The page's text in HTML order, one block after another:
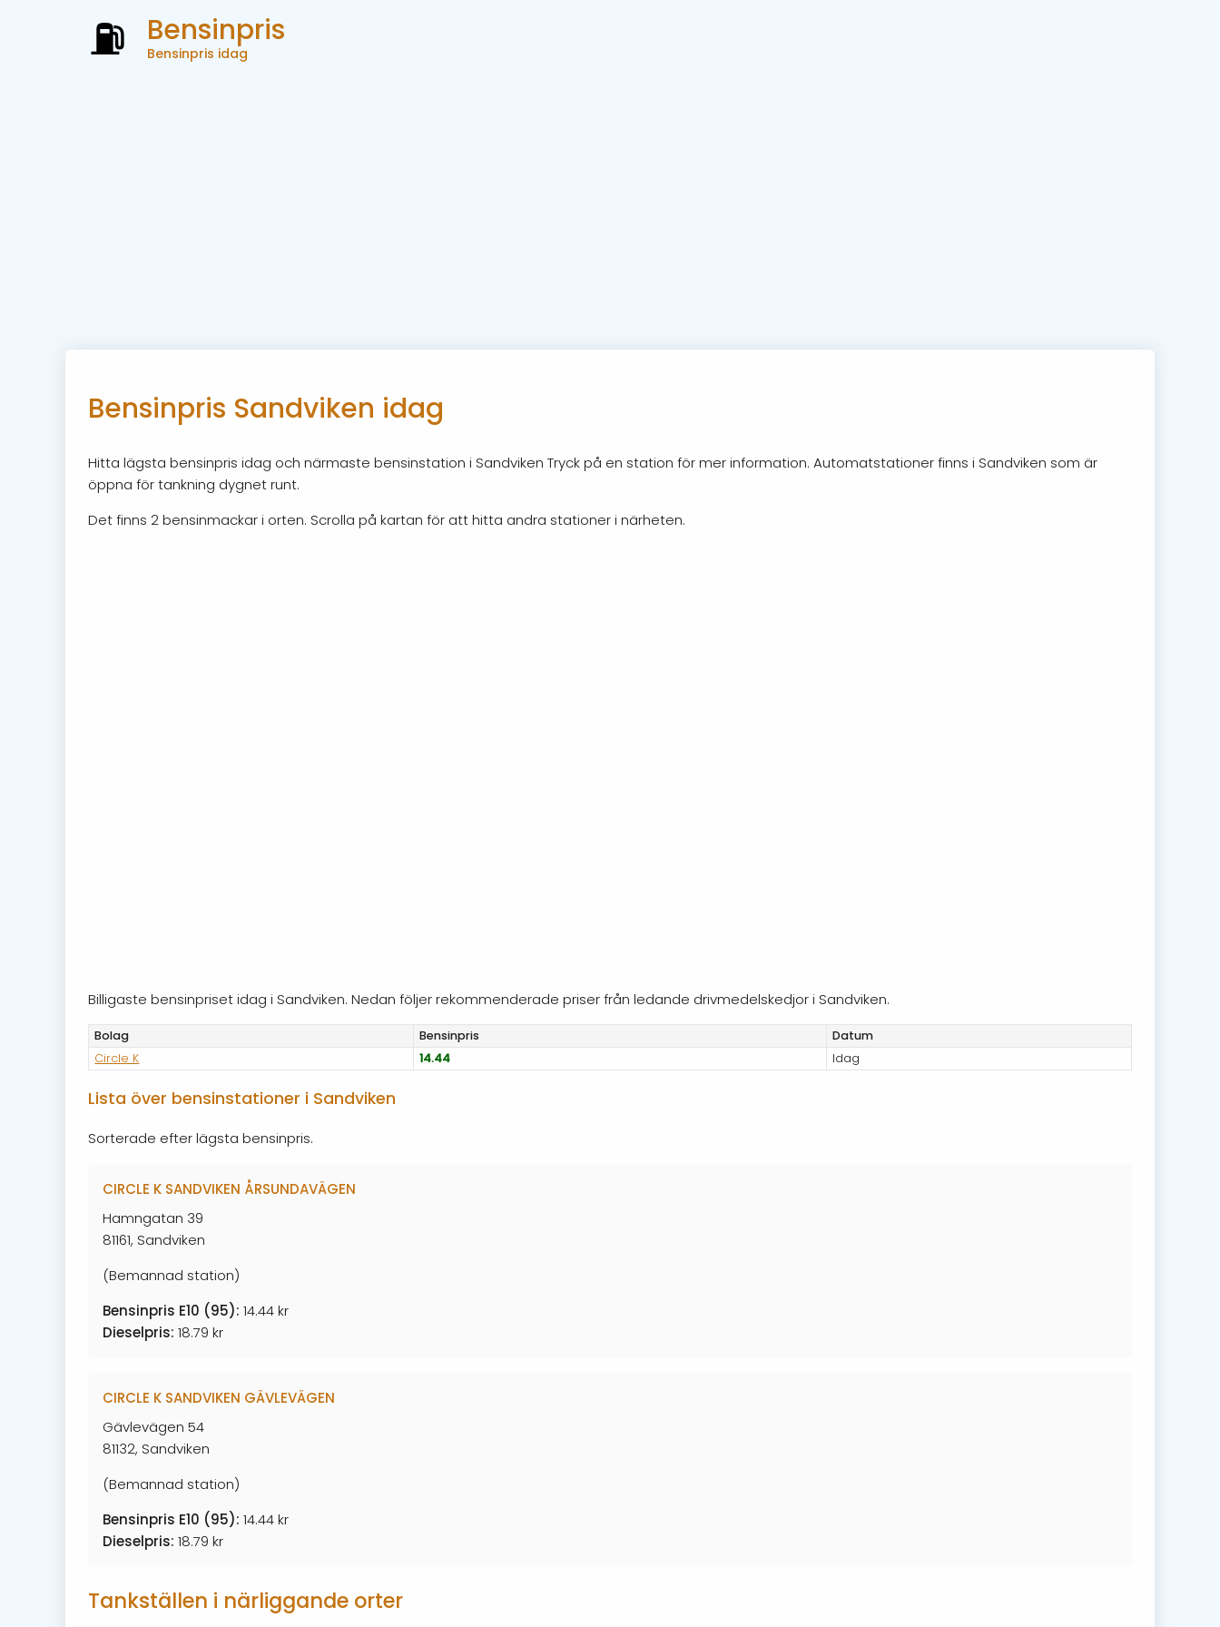
Bensinpris
Bensinpris idag
Bensinpris Sandviken idag
Hitta lägsta bensinpris idag och närmaste bensinstation i Sandviken Tryck på en station för mer information. Automatstationer finns i Sandviken som är
öppna för tankning dygnet runt.
Det finns 2 bensinmackar i orten. Scrolla på kartan för att hitta andra stationer i närheten.
Billigaste bensinpriset idag i Sandviken. Nedan följer rekommenderade priser från ledande drivmedelskedjor i Sandviken.
Bolag Bensinpris
Datum
Circle K
14.44 Idag
Lista över bensinstationer i Sandviken
Sorterade efter lägsta bensinpris.
CIRCLE K SANDVIKEN ÅRSUNDAVÄGEN
Hamngatan 39
81161, Sandviken
(Bemannad station)
Bensinpris E10 (95): 14.44 kr
Dieselpris: 18.79 kr
CIRCLE K SANDVIKEN GÄVLEVÄGEN
Gävlevägen 54
81132, Sandviken
(Bemannad station)
Bensinpris E10 (95): 14.44 kr
Dieselpris: 18.79 kr
Tankställen i närliggande orter